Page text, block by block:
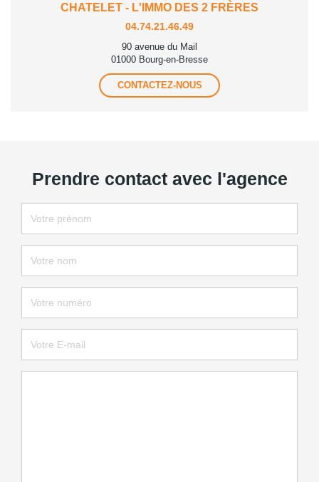
CHATELET - L'IMMO DES 2 FRÈRES
04.74.21.46.49
90 avenue du Mail
01000 Bourg-en-Bresse
CONTACTEZ-NOUS
Prendre contact avec l'agence